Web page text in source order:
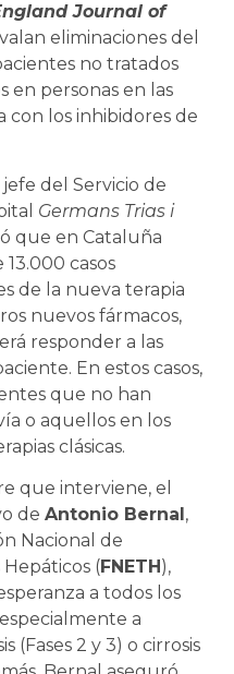
Journal of
eliminaciones del
no tratados
en personas en las
con los inhibidores de
jefe del Servicio de
Germans Trias i
que en Cataluña
casos
de la nueva terapia
nuevos fármacos,
responder a las
En estos casos,
que no han
o aquellos en los
clásicas.
que interviene, el
de Antonio Bernal,
Nacional de
(FNETH),
a todos los
a
(Fases 2 y 3) o cirrosis